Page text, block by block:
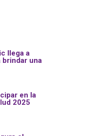
llega a
brindar una
en la
2025